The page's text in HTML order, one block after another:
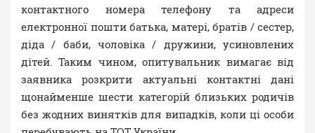
контактного номера телефону та адреси
електронної пошти батька, матері, братів / сестер,
діда / баби, чоловіка / дружини, усиновлених
дітей. Таким чином, опитувальник вимагає від
заявника розкрити актуальні контактні дані
щонайменше шести категорій близьких родичів
без жодних винятків для випадків, коли ці особи